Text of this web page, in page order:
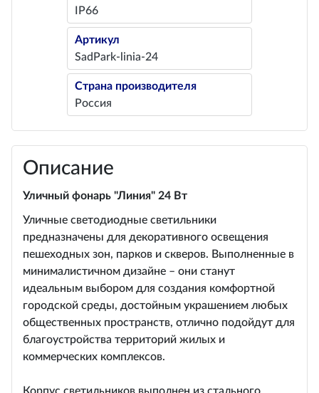
IP66
Артикул
SadPark-linia-24
Страна производителя
Россия
Описание
Уличный фонарь "Линия" 24 Вт
Уличные светодиодные светильники
предназначены для декоративного освещения
пешеходных зон, парков и скверов. Выполненные в
минималистичном дизайне – они станут
идеальным выбором для создания комфортной
городской среды, достойным украшением любых
общественных пространств, отлично подойдут для
благоустройства территорий жилых и
коммерческих комплексов.